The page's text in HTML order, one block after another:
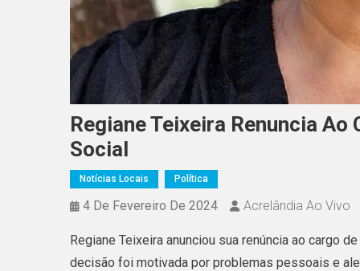
Regiane Teixeira Renuncia
Social
Notícias Locais Política
4 De Fevereiro De 2024 Acrelândia Ao Vivo
Regiane Teixeira anunciou sua renúncia ao cargo
decisão foi motivada por problemas pessoais e